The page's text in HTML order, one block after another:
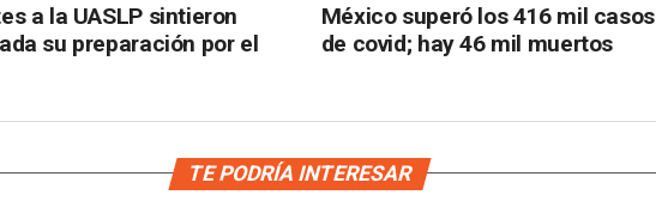
México superó los 416 mil casos
de covid; hay 46 mil muertos
a la UASLP sintieron
su preparación por el
TE PODRÍA INTERESAR